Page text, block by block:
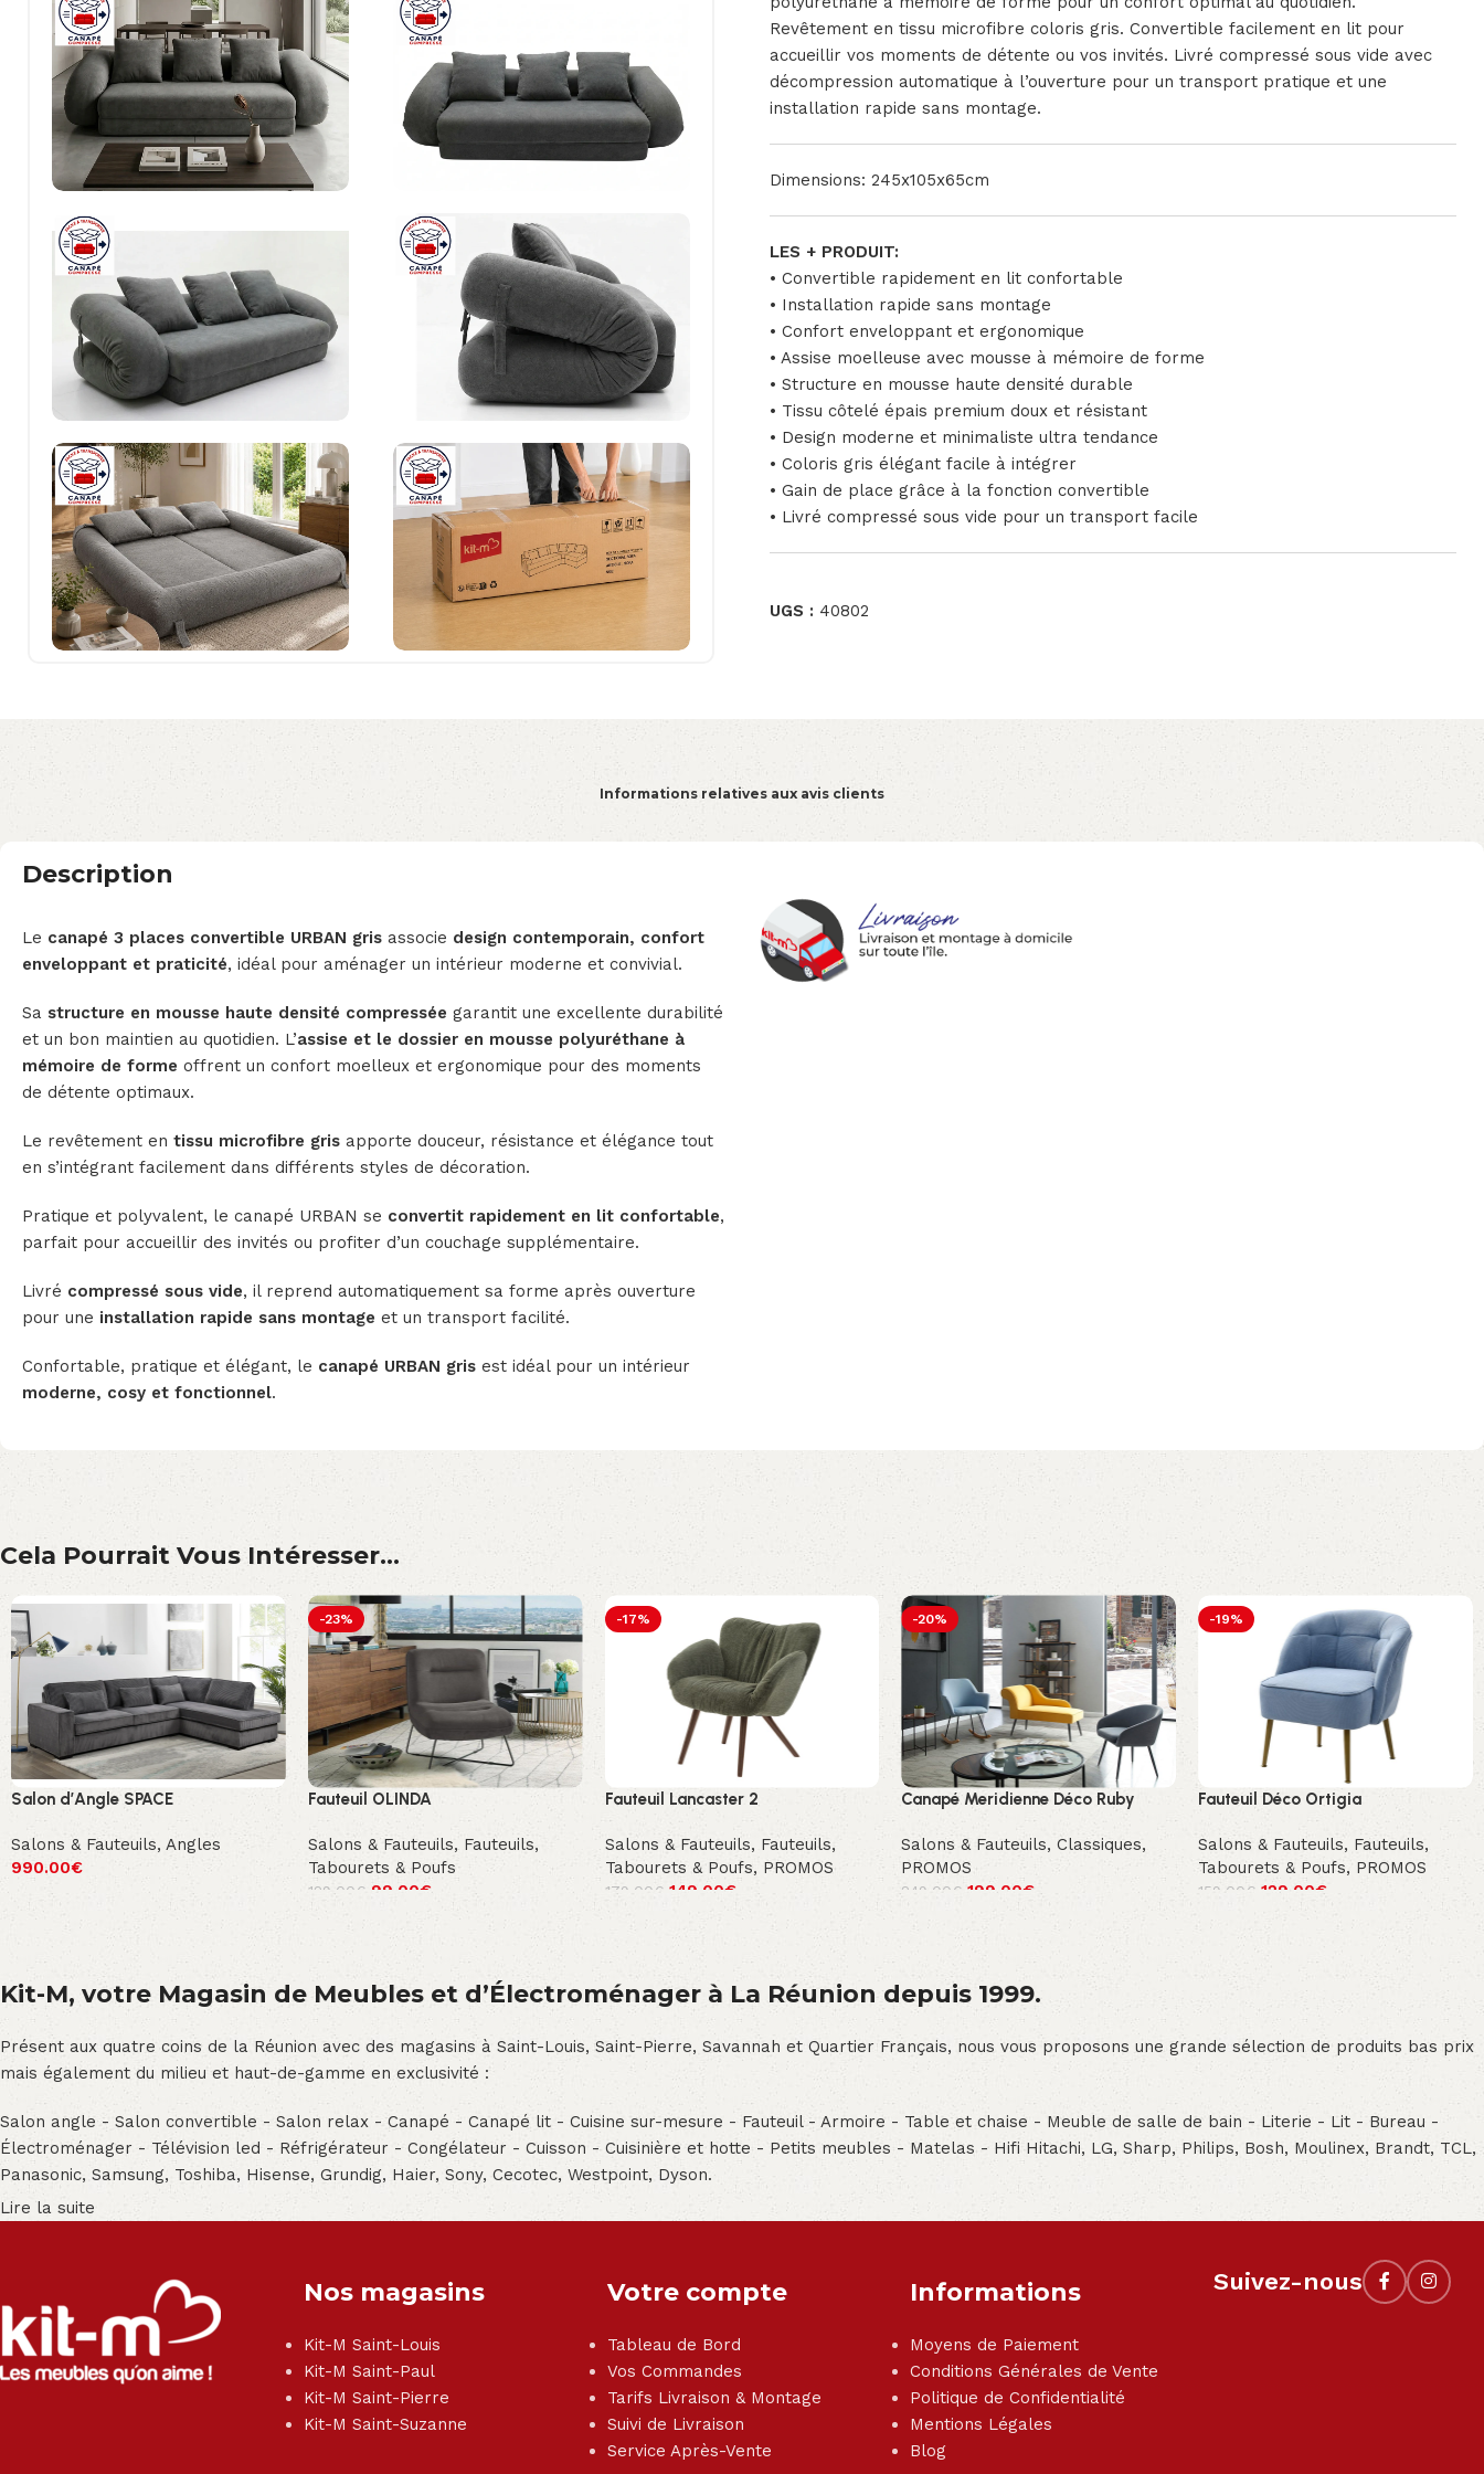
Revêtement en tissu microfibre coloris gris. Convertible facilement en lit pour
accueillir vos moments de détente ou vos invités. Livré compressé sous vide avec
décompression automatique à l’ouverture pour un transport pratique et une
installation rapide sans montage.
Dimensions: 245x105x65cm
LES + PRODUIT:
• Convertible rapidement en lit confortable
• Installation rapide sans montage
• Confort enveloppant et ergonomique
• Assise moelleuse avec mousse à mémoire de forme
• Structure en mousse haute densité durable
• Tissu côtelé épais premium doux et résistant
• Design moderne et minimaliste ultra tendance
• Coloris gris élégant facile à intégrer
• Gain de place grâce à la fonction convertible
• Livré compressé sous vide pour un transport facile
UGS : 40802
Informations relatives aux avis clients
Description
Le canapé 3 places convertible URBAN gris associe design contemporain, confort
enveloppant et praticité, idéal pour aménager un intérieur moderne et convivial.
Sa structure en mousse haute densité compressée garantit une excellente durabilité
et un bon maintien au quotidien. L’assise et le dossier en mousse polyuréthane à
mémoire de forme offrent un confort moelleux et ergonomique pour des moments
de détente optimaux.
Le revêtement en tissu microfibre gris apporte douceur, résistance et élégance tout
en s’intégrant facilement dans différents styles de décoration.
Pratique et polyvalent, le canapé URBAN se convertit rapidement en lit confortable,
parfait pour accueillir des invités ou profiter d’un couchage supplémentaire.
Livré compressé sous vide, il reprend automatiquement sa forme après ouverture
pour une installation rapide sans montage et un transport facilité.
Confortable, pratique et élégant, le canapé URBAN gris est idéal pour un intérieur
moderne, cosy et fonctionnel.
Cela Pourrait Vous Intéresser...
Salon d’Angle SPACE
Salons & Fauteuils, Angles
990.00€
-23%
Fauteuil OLINDA
Salons & Fauteuils, Fauteuils,
Tabourets & Poufs
129.00€ 99.00€
-17%
Fauteuil Lancaster 2
Salons & Fauteuils, Fauteuils,
Tabourets & Poufs, PROMOS
179.00€ 149.00€
-20%
Canapé Meridienne Déco Ruby
Salons & Fauteuils,Classiques,
PROMOS
249.00€ 199.00€
-19%
Fauteuil Déco Ortigia
Salons & Fauteuils, Fauteuils,
Tabourets & Poufs, PROMOS
159.00€ 129.00€
Kit-M, votre Magasin de Meubles et d’Électroménager à La Réunion depuis 1999.
Présent aux quatre coins de la Réunion avec des magasins à Saint-Louis, Saint-Pierre, Savannah et Quartier Français, nous vous proposons une grande sélection de produits bas prix
mais également du milieu et haut-de-gamme en exclusivité :
Salon angle - Salon convertible - Salon relax - Canapé - Canapé lit - Cuisine sur-mesure - Fauteuil - Armoire - Table et chaise - Meuble de salle de bain - Literie - Lit - Bureau -
Électroménager - Télévision led - Réfrigérateur - Congélateur - Cuisson - Cuisinière et hotte - Petits meubles - Matelas - Hifi Hitachi, LG, Sharp, Philips, Bosh, Moulinex, Brandt, TCL,
Panasonic, Samsung, Toshiba, Hisense, Grundig, Haier, Sony, Cecotec, Westpoint, Dyson.
Lire la suite
Nos magasins
Kit-M Saint-Louis
Kit-M Saint-Paul
Kit-M Saint-Pierre
Kit-M Saint-Suzanne
Votre compte
Tableau de Bord
Vos Commandes
Tarifs Livraison & Montage
Suivi de Livraison
Service Après-Vente
Informations
Moyens de Paiement
Conditions Générales de Vente
Politique de Confidentialité
Mentions Légales
Blog
Suivez-nous